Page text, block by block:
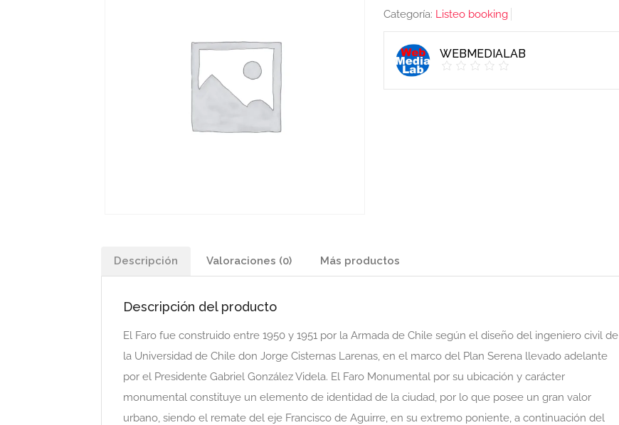
Categoría: Listeo booking
WEBMEDIALAB
Descripción Valoraciones (0) Más productos
Descripción del producto
El Faro fue construido entre 1950 y 1951 por la Armada de Chile según el diseño del ingeniero civil de
la Universidad de Chile don Jorge Cisternas Larenas, en el marco del Plan Serena llevado adelante
por el Presidente Gabriel González Videla. El Faro Monumental por su ubicación y carácter
monumental constituye un elemento de identidad de la ciudad, por lo que posee un gran valor
urbano, siendo el remate del eje Francisco de Aguirre, en su extremo poniente, a continuación del